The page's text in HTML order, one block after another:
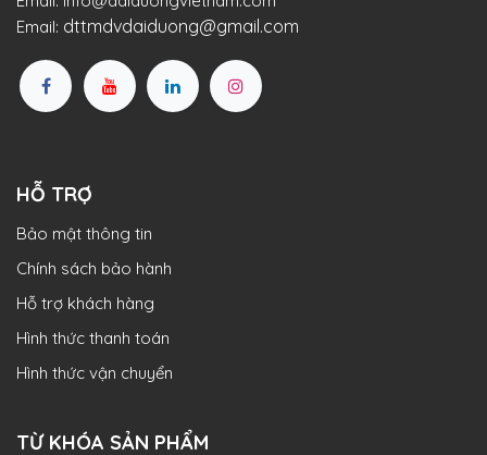
Email: dttmdvdaiduong@gmail.com
HỖ TRỢ
Bảo mật thông tin
Chính sách bảo hành
Hỗ trợ khách hàng
Hình thức thanh toán
Hình thức vận chuyển
TỪ KHÓA SẢN PHẨM